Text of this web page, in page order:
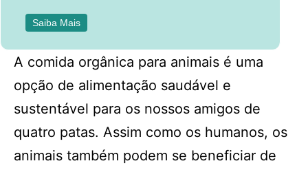
Saiba Mais
A comida orgânica para animais é uma
opção de alimentação saudável e
sustentável para os nossos amigos de
quatro patas. Assim como os humanos, os
animais também podem se beneficiar de